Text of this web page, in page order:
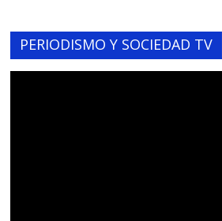
PERIODISMO Y SOCIEDAD TV